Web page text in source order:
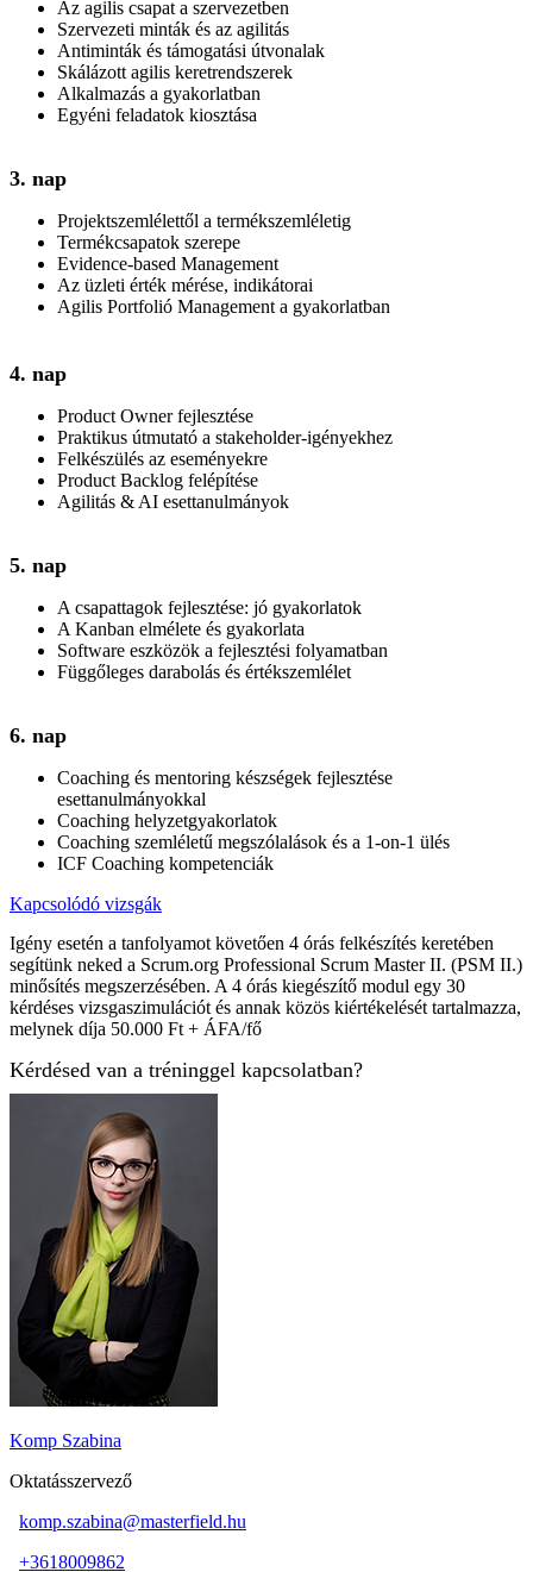
Az agilis csapat a szervezetben
Szervezeti minták és az agilitás
Antiminták és támogatási útvonalak
Skálázott agilis keretrendszerek
Alkalmazás a gyakorlatban
Egyéni feladatok kiosztása
3. nap
Projektszemlélettől a termékszemléletig
Termékcsapatok szerepe
Evidence-based Management
Az üzleti érték mérése, indikátorai
Agilis Portfolió Management a gyakorlatban
4. nap
Product Owner fejlesztése
Praktikus útmutató a stakeholder-igényekhez
Felkészülés az eseményekre
Product Backlog felépítése
Agilitás & AI esettanulmányok
5. nap
A csapattagok fejlesztése: jó gyakorlatok
A Kanban elmélete és gyakorlata
Software eszközök a fejlesztési folyamatban
Függőleges darabolás és értékszemlélet
6. nap
Coaching és mentoring készségek fejlesztése
esettanulmányokkal
Coaching helyzetgyakorlatok
Coaching szemléletű megszólalások és a 1-on-1 ülés
ICF Coaching kompetenciák
Kapcsolódó vizsgák
Igény esetén a tanfolyamot követően 4 órás felkészítés keretében
segítünk neked a Scrum.org Professional Scrum Master II. (PSM II.)
minősítés megszerzésében. A 4 órás kiegészítő modul egy 30
kérdéses vizsgaszimulációt és annak közös kiértékelését tartalmazza,
melynek díja 50.000 Ft + ÁFA/fő
Kérdésed van a tréninggel kapcsolatban?
Komp Szabina
Oktatásszervező
komp.szabina@masterfield.hu
+3618009862